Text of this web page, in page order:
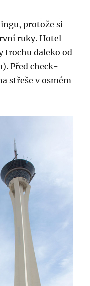
protože si
ruky. Hotel
trochu daleko od
Před check-
střeše v osmém